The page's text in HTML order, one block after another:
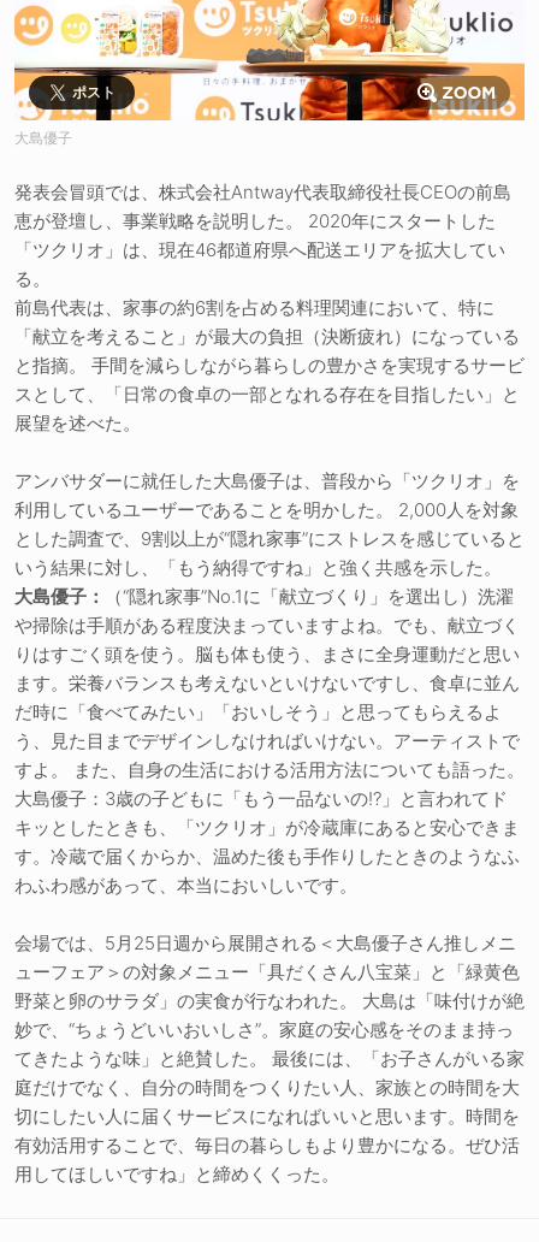
ポスト
大島優子
発表会冒頭では、株式会社Antway代表取締役社長CEOの前島
恵が登壇し、事業戦略を説明した。 2020年にスタートした
「ツクリオ」は、現在46都道府県へ配送エリアを拡大してい
る。
前島代表は、家事の約6割を占める料理関連において、特に
「献立を考えること」が最大の負担（決断疲れ）になっている
と指摘。 手間を減らしながら暮らしの豊かさを実現するサービ
スとして、「日常の食卓の一部となれる存在を目指したい」と
展望を述べた。
アンバサダーに就任した大島優子は、普段から「ツクリオ」を
利用しているユーザーであることを明かした。 2,000人を対象
とした調査で、9割以上が“隠れ家事”にストレスを感じていると
いう結果に対し、「もう納得ですね」と強く共感を示した。
大島優子：
（“隠れ家事”No.1に「献立づくり」を選出し）洗濯
や掃除は手順がある程度決まっていますよね。でも、献立づく
りはすごく頭を使う。脳も体も使う、まさに全身運動だと思い
ます。栄養バランスも考えないといけないですし、食卓に並ん
だ時に「食べてみたい」「おいしそう」と思ってもらえるよ
う、見た目までデザインしなければいけない。アーティストで
すよ。 また、自身の生活における活用方法についても語った。
大島優子：3歳の子どもに「もう一品ないの!?」と言われてド
キッとしたときも、「ツクリオ」が冷蔵庫にあると安心できま
す。冷蔵で届くからか、温めた後も手作りしたときのようなふ
わふわ感があって、本当においしいです。
会場では、5月25日週から展開される＜大島優子さん推しメニ
ューフェア＞の対象メニュー「具だくさん八宝菜」と「緑黄色
野菜と卵のサラダ」の実食が行なわれた。 大島は「味付けが絶
妙で、“ちょうどいいおいしさ”。家庭の安心感をそのまま持っ
てきたような味」と絶賛した。 最後には、「お子さんがいる家
庭だけでなく、自分の時間をつくりたい人、家族との時間を大
切にしたい人に届くサービスになればいいと思います。時間を
有効活用することで、毎日の暮らしもより豊かになる。ぜひ活
用してほしいですね」と締めくくった。